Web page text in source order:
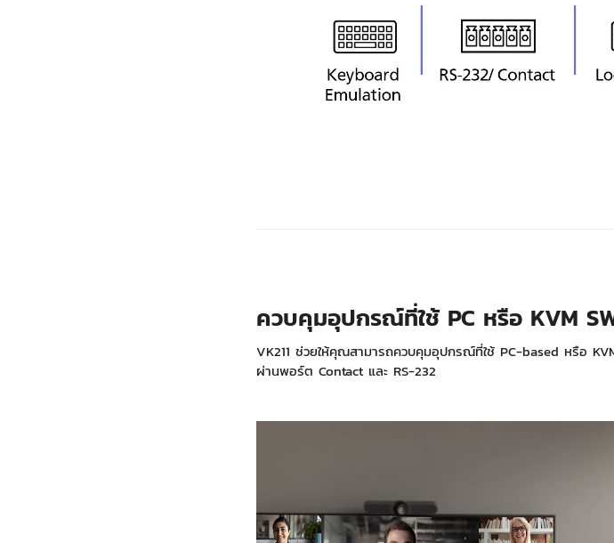
ควบคุมอุปกรณ์ที่ใช้ PC หรือ KVM
VK211 ช่วยให้คุณสามารถควบคุมอุปกรณ์ที่ใช้ PC-based หรือ
ผ่านพอร์ต Contact และ RS-232